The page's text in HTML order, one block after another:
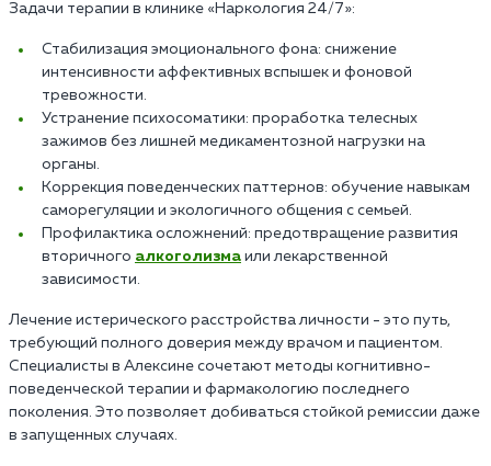
Задачи терапии в клинике «Наркология 24/7»:
Стабилизация эмоционального фона: снижение
интенсивности аффективных вспышек и фоновой
тревожности.
Устранение психосоматики: проработка телесных
зажимов без лишней медикаментозной нагрузки на
органы.
Коррекция поведенческих паттернов: обучение навыкам
саморегуляции и экологичного общения с семьей.
Профилактика осложнений: предотвращение развития
вторичного алкоголизма или лекарственной
зависимости.
Лечение истерического расстройства личности - это путь,
требующий полного доверия между врачом и пациентом.
Специалисты в Алексине сочетают методы когнитивно-
поведенческой терапии и фармакологию последнего
поколения. Это позволяет добиваться стойкой ремиссии даже
в запущенных случаях.